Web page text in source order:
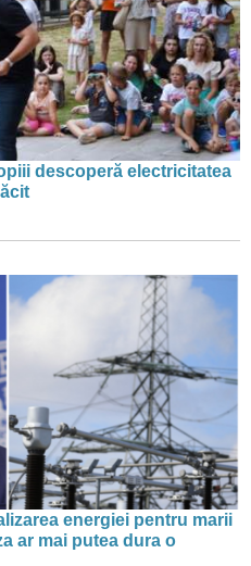
descoperă electricitatea
energiei pentru marii
ar mai putea dura o